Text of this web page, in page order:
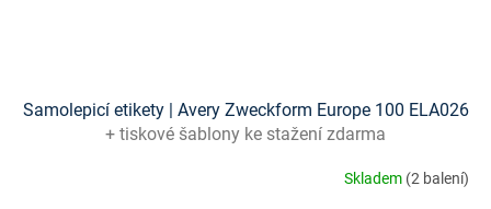
Samolepicí etikety | Avery Zweckform Europe 100 ELA026
+ tiskové šablony ke stažení zdarma
Skladem (2 balení)